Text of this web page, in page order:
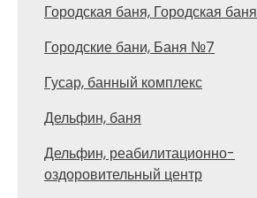
Городская баня, Городская баня
Городские бани, Баня №7
Гусар, банный комплекс
Дельфин, баня
Дельфин, реабилитационно-
оздоровительный центр